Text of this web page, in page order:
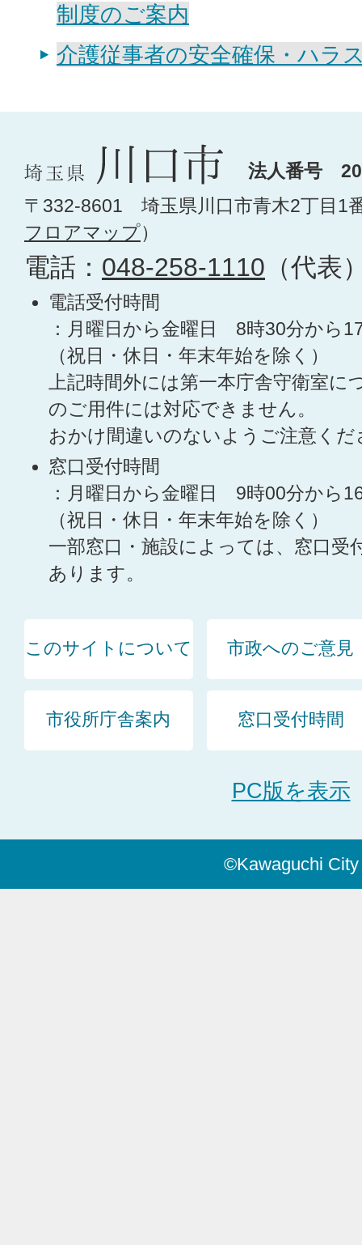
制度のご案内
介護従事者の安全確保・ハラ
法人番号
〒332-8601 埼玉県川口市青木2丁目1
フロアマップ）
電話： 048-258-1110 （代表
電話受付時間
：月曜日から金曜日 8時30分から
（祝日・休日・年末年始を除く）
上記時間外には第一本庁舎守衛室に
のご用件には対応できません。
おかけ間違いのないようご注意くだ
窓口受付時間
：月曜日から金曜日 9時00分から
（祝日・休日・年末年始を除く）
一部窓口・施設によっては、窓口受
あります。
このサイトについて 市政へのご意見
市役所庁舎案内 窓口受付時間
PC版を表示
©Kawaguchi City